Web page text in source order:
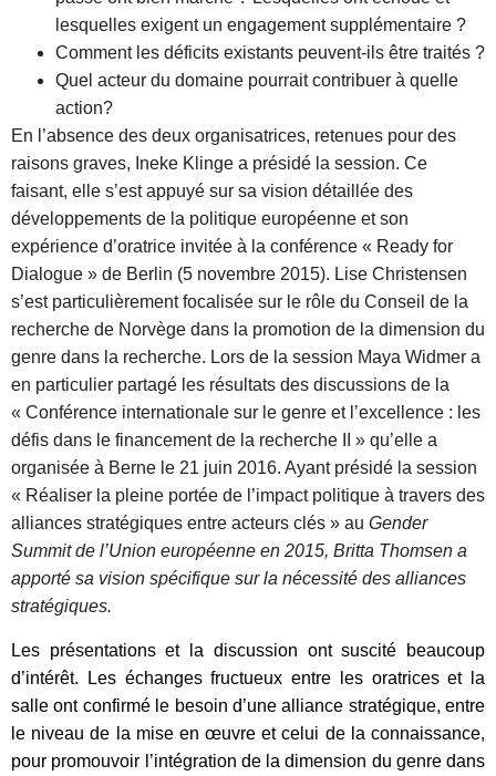
lesquelles exigent un engagement supplémentaire ?
Comment les déficits existants peuvent-ils être traités ?
Quel acteur du domaine pourrait contribuer à quelle
action?
En l’absence des deux organisatrices, retenues pour des
raisons graves, Ineke Klinge a présidé la session. Ce
faisant, elle s’est appuyé sur sa vision détaillée des
développements de la politique européenne et son
expérience d’oratrice invitée à la conférence « Ready for
Dialogue » de Berlin (5 novembre 2015). Lise Christensen
s’est particulièrement focalisée sur le rôle du Conseil de la
recherche de Norvège dans la promotion de la dimension du
genre dans la recherche. Lors de la session Maya Widmer a
en particulier partagé les résultats des discussions de la
« Conférence internationale sur le genre et l’excellence : les
défis dans le financement de la recherche II » qu’elle a
organisée à Berne le 21 juin 2016. Ayant présidé la session
« Réaliser la pleine portée de l’impact politique à travers des
alliances stratégiques entre acteurs clés » au Gender
Summitde l’Union européenne en 2015, Britta Thomsen a
apporté sa vision spécifique sur la nécessité des alliances
stratégiques.
Les présentations et la discussion ont suscité beaucoup
d’intérêt. Les échanges fructueux entre les oratrices et la
salle ont confirmé le besoin d’une alliance stratégique, entre
le niveau de la mise en œuvre et celui de la connaissance,
pour promouvoir l’intégration de la dimension du genre dans